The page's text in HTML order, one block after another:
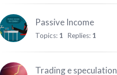
Passive Income
Topics: 1 Replies: 1
Trading e speculation